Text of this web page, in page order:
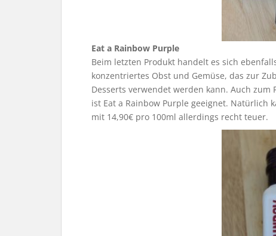
Eat a Rainbow Purple
Beim letzten Produkt handelt es sich
konzentriertes Obst und Gemüse, das zur
Desserts verwendet werden kann. Auch zum
ist Eat a Rainbow Purple geeignet. Natürlich
mit 14,90€ pro 100ml allerdings recht teuer.